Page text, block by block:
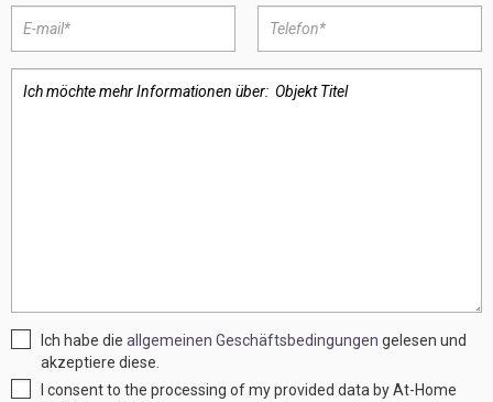
Ich habe dieallgemeinen Geschäftsbedingungen gelesen und
akzeptiere diese.
I consent to the processing of my provided data by At-Home